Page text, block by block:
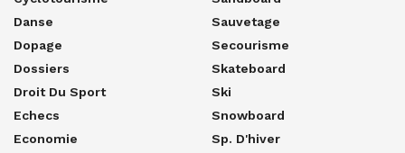
Danse
Dopage
Dossiers
Droit Du Sport
Echecs
Economie
Sauvetage
Secourisme
Skateboard
Ski
Snowboard
Sp. D'hiver